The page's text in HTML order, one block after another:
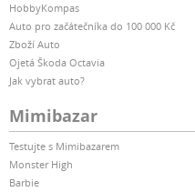
HobbyKompas
Auto pro začátečníka do 100 000 Kč
Zboží Auto
Ojetá Škoda Octavia
Jak vybrat auto?
Mimibazar
Testujte s Mimibazarem
Monster High
Barbie